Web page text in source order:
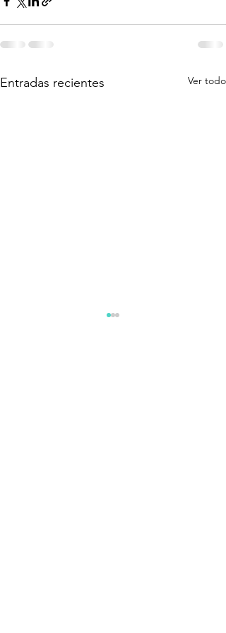
Entradas recientes Ver todo